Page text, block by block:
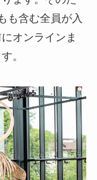
も含む全員が入
オンラインま
。